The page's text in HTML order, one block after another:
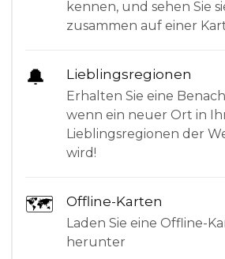
kennen, und sehen Sie
zusammen auf einer
🔔 Lieblingsregionen
Erhalten Sie eine
wenn ein neuer Ort in
Lieblingsregionen der
wird!
🗺 Offline-Karten
Laden Sie eine Offline-
herunter